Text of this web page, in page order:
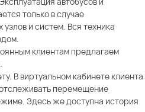
только в случае
и систем. Вся техника
клиентам предлагаем
В виртуальном кабинете клиента
перемещение
Здесь же доступна история